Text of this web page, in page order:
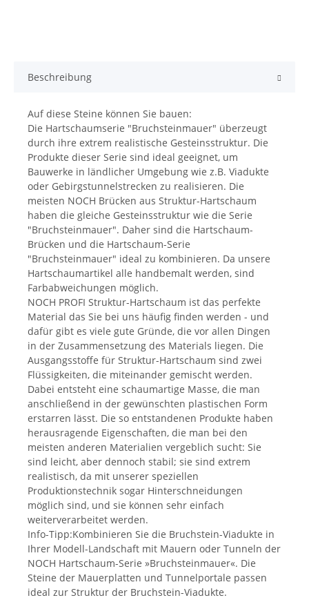
Beschreibung
Auf diese Steine können Sie bauen:
Die Hartschaumserie "Bruchsteinmauer" überzeugt
durch ihre extrem realistische Gesteinsstruktur. Die
Produkte dieser Serie sind ideal geeignet, um
Bauwerke in ländlicher Umgebung wie z.B. Viadukte
oder Gebirgstunnelstrecken zu realisieren. Die
meisten NOCH Brücken aus Struktur-Hartschaum
haben die gleiche Gesteinsstruktur wie die Serie
"Bruchsteinmauer". Daher sind die Hartschaum-
Brücken und die Hartschaum-Serie
"Bruchsteinmauer" ideal zu kombinieren. Da unsere
Hartschaumartikel alle handbemalt werden, sind
Farbabweichungen möglich.
NOCH PROFI Struktur-Hartschaum ist das perfekte
Material das Sie bei uns häufig finden werden - und
dafür gibt es viele gute Gründe, die vor allen Dingen
in der Zusammensetzung des Materials liegen. Die
Ausgangsstoffe für Struktur-Hartschaum sind zwei
Flüssigkeiten, die miteinander gemischt werden.
Dabei entsteht eine schaumartige Masse, die man
anschließend in der gewünschten plastischen Form
erstarren lässt. Die so entstandenen Produkte haben
herausragende Eigenschaften, die man bei den
meisten anderen Materialien vergeblich sucht: Sie
sind leicht, aber dennoch stabil; sie sind extrem
realistisch, da mit unserer speziellen
Produktionstechnik sogar Hinterschneidungen
möglich sind, und sie können sehr einfach
weiterverarbeitet werden.
Info-Tipp:Kombinieren Sie die Bruchstein-Viadukte in
Ihrer Modell-Landschaft mit Mauern oder Tunneln der
NOCH Hartschaum-Serie »Bruchsteinmauer«. Die
Steine der Mauerplatten und Tunnelportale passen
ideal zur Struktur der Bruchstein-Viadukte.